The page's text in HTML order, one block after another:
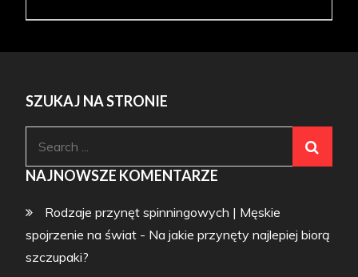
SZUKAJ NA STRONIE
NAJNOWSZE KOMENTARZE
Rodzaje przynęt spinningowych | Męskie
spojrzenie na świat - Na jakie przynęty najlepiej biorą
szczupaki?